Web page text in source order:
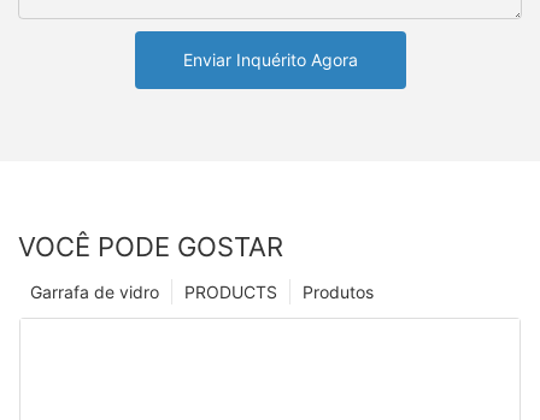
Enviar Inquérito Agora
VOCÊ PODE GOSTAR
Produtos
PRODUCTS
Garrafa de vidro